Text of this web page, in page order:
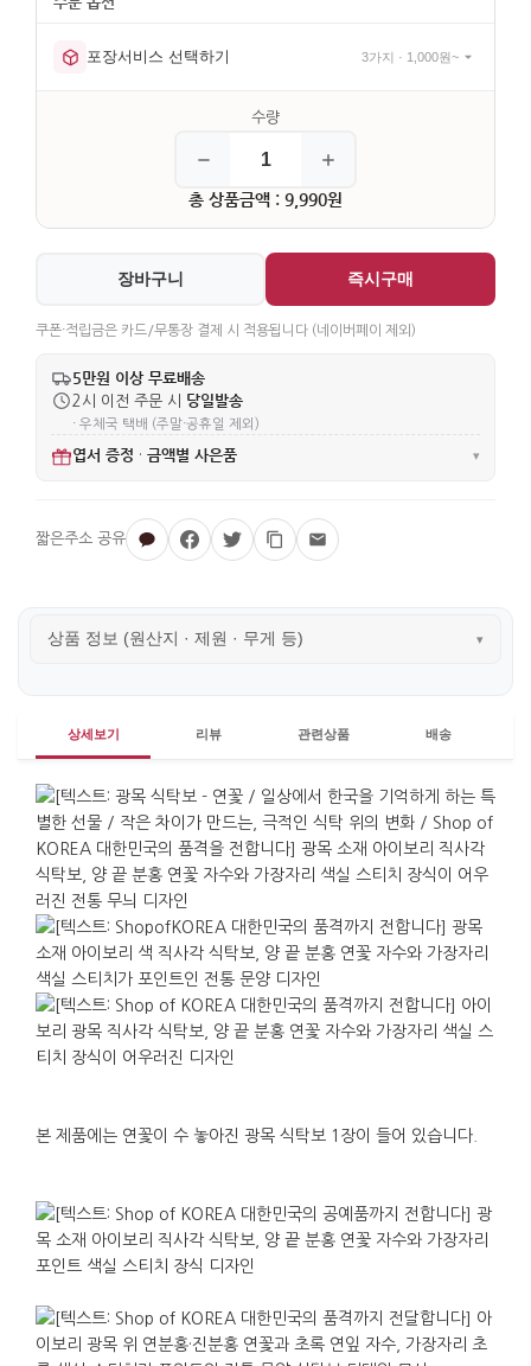
포장서비스 선택하기 3가지 · 1,000원~
총 상품금액 : 9,990원
장바구니 즉시구매
쿠폰·적립금은 카드/무통장 결제 시 적용됩니다 (네이버페이 제외)
5만원 이상 무료배송
2시 이전 주문 시 당일발송
· 우체국 택배 (주말·공휴일 제외)
엽서 증정 · 금액별 사은품 ▾
상품 정보 (원산지 · 제원 · 무게 등) ▾
상세보기 리뷰 관련상품 배송
본 제품에는 연꽃이 수 놓아진 광목 식탁보 1장이 들어 있습니다.